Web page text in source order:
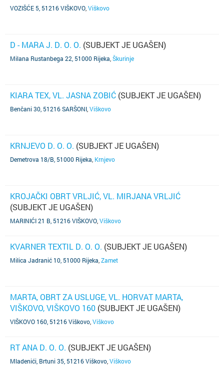
VOZIŠĆE 5, 51216 VIŠKOVO Viškovo
D - MARA J. D. O. O. (SUBJEKT JE UGAŠEN)
Milana Rustanbega 22, 51000 Rijeka Škurinje
KIARA TEX, VL. JASNA ZOBIĆ (SUBJEKT JE UGAŠEN)
Benčani 30, 51216 SARŠONI Viškovo
KRNJEVO D. O. O. (SUBJEKT JE UGAŠEN)
Demetrova 18/B, 51000 Rijeka Krnjevo
KROJAČKI OBRT VRLJIĆ, VL. MIRJANA VRLJIĆ
(SUBJEKT JE UGAŠEN)
MARINIĆI 21 B, 51216 VIŠKOVO Viškovo
KVARNER TEXTIL D. O. O. (SUBJEKT JE UGAŠEN)
Milica Jadranić 10, 51000 Rijeka Zamet
MARTA, OBRT ZA USLUGE, VL. HORVAT MARTA,
VIŠKOVO, VIŠKOVO 160 (SUBJEKT JE UGAŠEN)
VIŠKOVO 160, 51216 Viškovo Viškovo
RT ANA D. O. O. (SUBJEKT JE UGAŠEN)
Mladenići, Brtuni 35, 51216 Viškovo Viškovo